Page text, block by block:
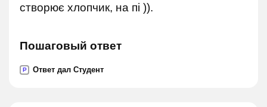
створює хлопчик, на пі )).
Пошаговый ответ
P Ответ дал Студент